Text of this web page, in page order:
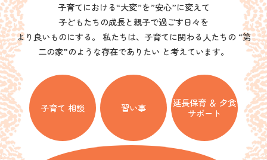
子育てにおける“大変”を”安心”に変えて
子どもたちの成長と親子で過ごす日々を
より良いものにする。 私たちは、子育てに関わる人たちの “第
二の家”のような存在でありたい と考えています。
子育て 相談 習い事
延長保育 ＆ 夕食
サポート